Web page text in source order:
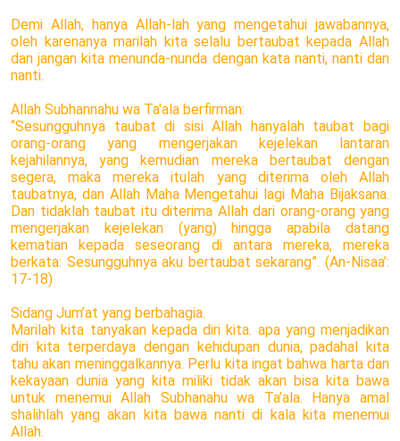
Demi Allah, hanya Allah-lah yang mengetahui jawabannya,
oleh karenanya marilah kita selalu bertaubat kepada Allah
dan jangan kita menunda-nunda dengan kata nanti, nanti dan
nanti.
Allah Subhannahu wa Ta'ala berfirman:
“Sesungguhnya taubat di sisi Allah hanyalah taubat bagi
orang-orang yang mengerjakan kejelekan lantaran
kejahilannya, yang kemudian mereka bertaubat dengan
segera, maka mereka itulah yang diterima oleh Allah
taubatnya, dan Allah Maha Mengetahui lagi Maha Bijaksana.
Dan tidaklah taubat itu diterima Allah dari orang-orang yang
mengerjakan kejelekan (yang) hingga apabila datang
kematian kepada seseorang di antara mereka, mereka
berkata: Sesungguhnya aku bertaubat sekarang”. (An-Nisaa’:
17-18)
Sidang Jum’at yang berbahagia.
Marilah kita tanyakan kepada diri kita. apa yang menjadikan
diri kita terperdaya dengan kehidupan dunia, padahal kita
tahu akan meninggalkannya. Perlu kita ingat bahwa harta dan
kekayaan dunia yang kita miliki tidak akan bisa kita bawa
untuk menemui Allah Subhanahu wa Ta’ala. Hanya amal
shalihlah yang akan kita bawa nanti di kala kita menemui
Allah.